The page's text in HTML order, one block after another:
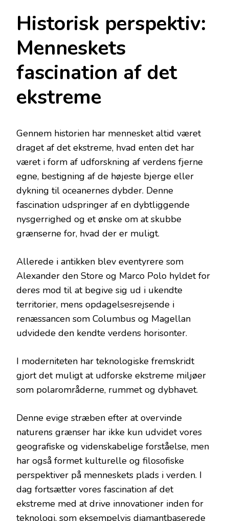
Historisk perspektiv:
Menneskets
fascination af det
ekstreme
Gennem historien har mennesket altid været
draget af det ekstreme, hvad enten det har
været i form af udforskning af verdens fjerne
egne, bestigning af de højeste bjerge eller
dykning til oceanernes dybder. Denne
fascination udspringer af en dybtliggende
nysgerrighed og et ønske om at skubbe
grænserne for, hvad der er muligt.
Allerede i antikken blev eventyrere som
Alexander den Store og Marco Polo hyldet for
deres mod til at begive sig ud i ukendte
territorier, mens opdagelsesrejsende i
renæssancen som Columbus og Magellan
udvidede den kendte verdens horisonter.
I moderniteten har teknologiske fremskridt
gjort det muligt at udforske ekstreme miljøer
som polarområderne, rummet og dybhavet.
Denne evige stræben efter at overvinde
naturens grænser har ikke kun udvidet vores
geografiske og videnskabelige forståelse, men
har også formet kulturelle og filosofiske
perspektiver på menneskets plads i verden. I
dag fortsætter vores fascination af det
ekstreme med at drive innovationer inden for
teknologi, som eksempelvis diamantbaserede